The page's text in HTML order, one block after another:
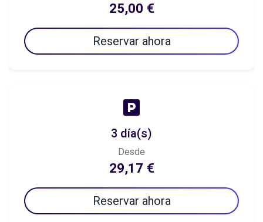
25,00 €
Reservar ahora
3 día(s)
Desde
29,17 €
Reservar ahora